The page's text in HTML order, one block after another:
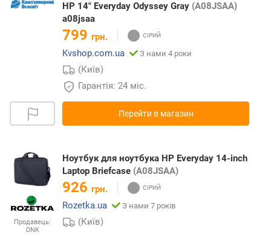
HP 14" Everyday Odyssey Gray (A08JSAA)
a08jsaa
799 грн.
Kvshop.com.ua
З нами 4 роки
(Київ)
Гарантія: 24 міс.
Перейти в магазин
Продавець:
DNK
Ноутбук для ноутбука HP Everyday 14-inch
Laptop Briefcase (A08JSAA)
926 грн.
Rozetka.ua
З нами 7 років
(Київ)